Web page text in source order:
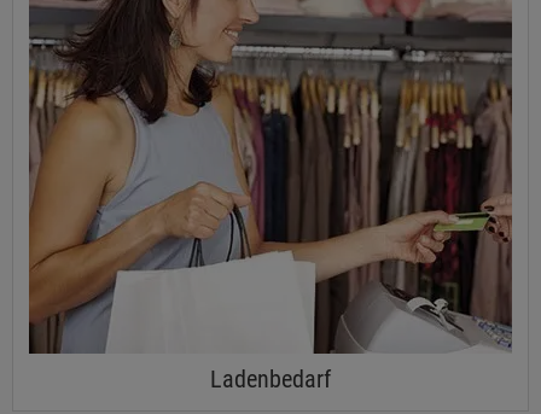
Ladenbedarf